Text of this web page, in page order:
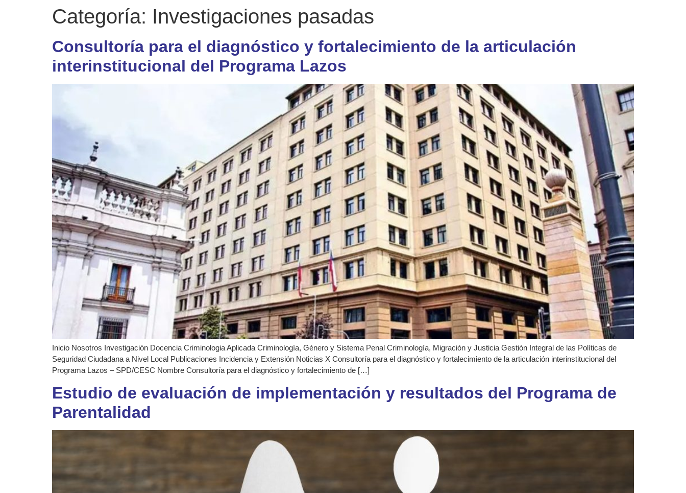
Categoría: Investigaciones pasadas
Consultoría para el diagnóstico y fortalecimiento de la articulación
interinstitucional del Programa Lazos
Inicio Nosotros Investigación Docencia Criminologia Aplicada Criminología, Género y Sistema Penal Criminología, Migración y Justicia Gestión Integral de las Políticas de
Seguridad Ciudadana a Nivel Local Publicaciones Incidencia y Extensión Noticias X Consultoría para el diagnóstico y fortalecimiento de la articulación interinstitucional del
Programa Lazos – SPD/CESC Nombre Consultoría para el diagnóstico y fortalecimiento de […]
Estudio de evaluación de implementación y resultados del Programa de
Parentalidad